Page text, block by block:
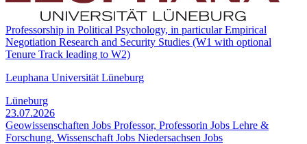
Professorship in Political Psychology, in particular Empirical
Negotiation Research and Security Studies (W1 with optional
Tenure Track leading to W2)
Leuphana Universität Lüneburg
Lüneburg
23.07.2026
Geowissenschaften Jobs Professor, Professorin Jobs Lehre &
Forschung, Wissenschaft Jobs Niedersachsen Jobs